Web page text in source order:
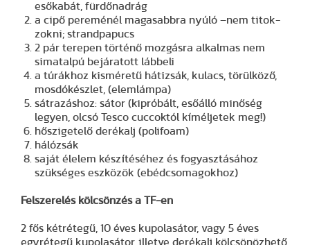
esőkabát, fürdőnadrág
a cipő pereménél magasabbra nyúló –nem titok-
zokni; strandpapucs
2 pár terepen történő mozgásra alkalmas nem
simatalpú bejáratott lábbeli
a túrákhoz kisméretű hátizsák, kulacs, törülköző,
mosdókészlet, (elemlámpa)
sátrazáshoz: sátor (kipróbált, esőálló minőség
legyen, olcsó Tesco cuccoktól kíméljetek meg!)
hőszigetelő derékalj (polifoam)
hálózsák
saját élelem készítéséhez és fogyasztásához
szükséges eszközök (ebédcsomagokhoz)
Felszerelés kölcsönzés a TF-en
2 fős kétrétegű, 10 éves kupolasátor, vagy 5 éves
egyrétegű kupolasátor, illetve derékalj kölcsönözhető